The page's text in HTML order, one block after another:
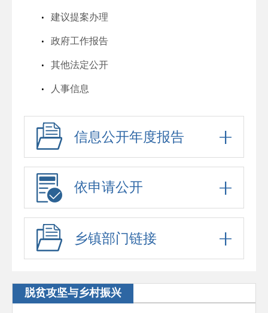
建议提案办理
政府工作报告
其他法定公开
人事信息
行政处罚
六稳六保
行政事业性收费
政府采购
招考信息
防范化解重大风险
信息公开年度报告
依申请公开
乡镇部门链接
脱贫攻坚与乡村振兴